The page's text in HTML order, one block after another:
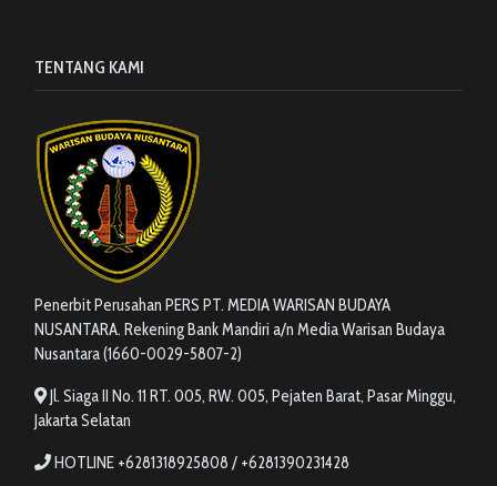
TENTANG KAMI
Penerbit Perusahan PERS PT. MEDIA WARISAN BUDAYA
NUSANTARA. Rekening Bank Mandiri a/n Media Warisan Budaya
Nusantara (1660-0029-5807-2)
Jl. Siaga II No. 11 RT. 005, RW. 005, Pejaten Barat, Pasar Minggu,
Jakarta Selatan
HOTLINE +6281318925808 / +6281390231428